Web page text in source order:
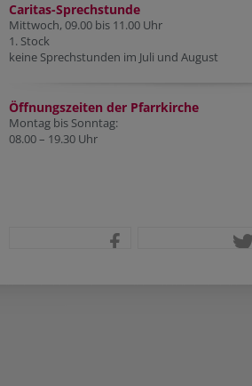
Caritas-Sprechstunde
Mittwoch, 09.00 bis 11.00 Uhr
1. Stock
keine Sprechstunden im Juli und August
Öffnungszeiten der Pfarrkirche
Montag bis Sonntag:
08.00 – 19.30 Uhr